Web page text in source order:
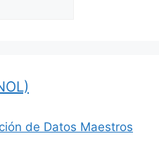
de Datos Maestros